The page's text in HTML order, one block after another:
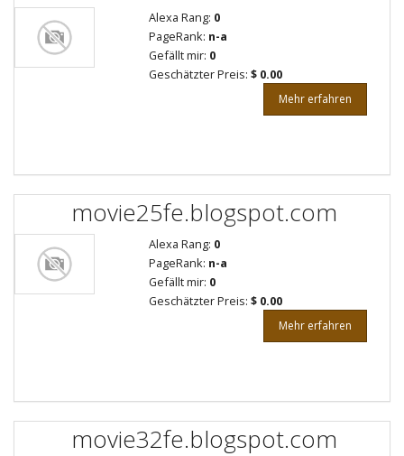
Alexa Rang: 0
PageRank: n-a
Gefällt mir: 0
Geschätzter Preis: $ 0.00
Mehr erfahren
movie25fe.blogspot.com
Alexa Rang: 0
PageRank: n-a
Gefällt mir: 0
Geschätzter Preis: $ 0.00
Mehr erfahren
movie32fe.blogspot.com